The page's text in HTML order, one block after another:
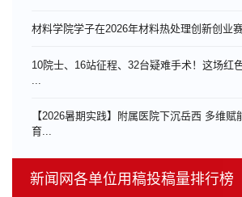
材料学院学子在2026年材料热处理创新创业
10院士、16站征程、32台疑难手术！这场红
【2026暑期实践】附属医院下沉岳西 多维赋
育...
新闻网各单位用稿投稿量排行榜